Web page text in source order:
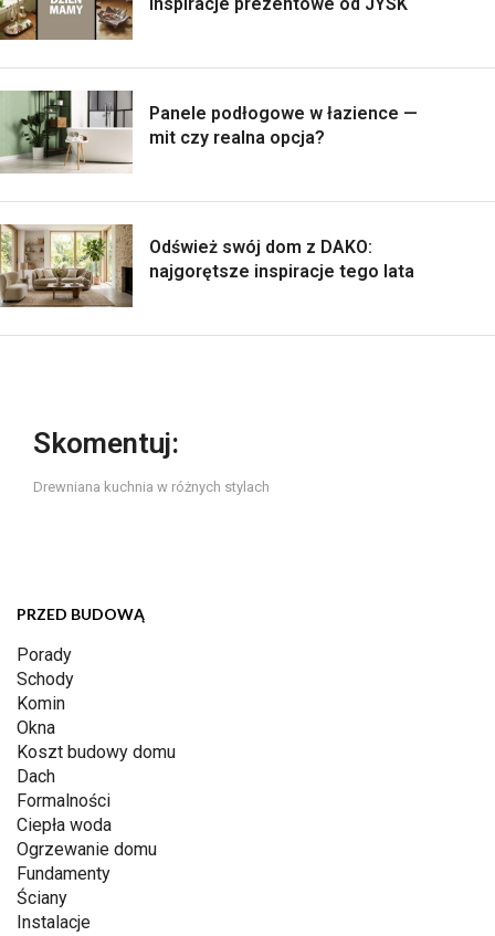
Panele podłogowe w łazience —
mit czy realna opcja?
Odśwież swój dom z DAKO:
najgorętsze inspiracje tego lata
Skomentuj:
Drewniana kuchnia w różnych stylach
PRZED BUDOWĄ
Porady
Schody
Komin
Okna
Koszt budowy domu
Dach
Formalności
Ciepła woda
Ogrzewanie domu
Fundamenty
Ściany
Instalacje